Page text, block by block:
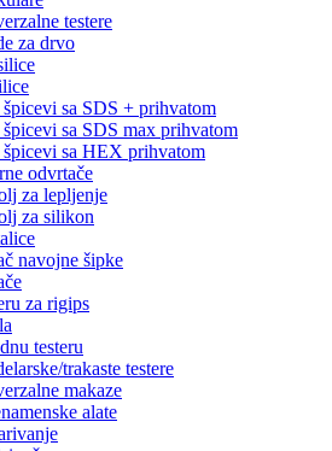
testere
za drvo
špicevi sa SDS + prihvatom
špicevi sa SDS max prihvatom
špicevi sa HEX prihvatom
odvrtače
za lepljenje
za silikon
navojne šipke
za rigips
testeru
trakaste testere
makaze
alate